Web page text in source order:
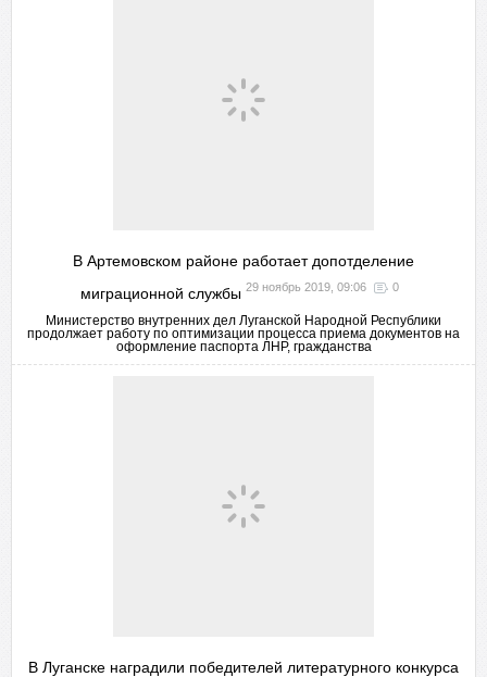
В Артемовском районе работает допотделение
миграционной службы 29 ноябрь 2019, 09:06 0
Министерство внутренних дел Луганской Народной Республики
продолжает работу по оптимизации процесса приема документов на
оформление паспорта ЛНР, гражданства
В Луганске наградили победителей литературного конкурса